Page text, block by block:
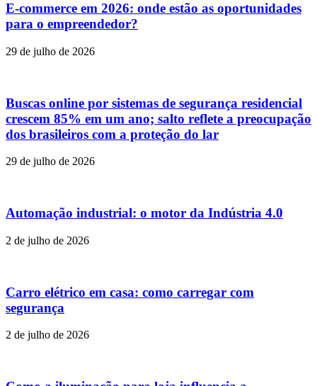
E-commerce em 2026: onde estão as oportunidades
para o empreendedor?
29 de julho de 2026
Buscas online por sistemas de segurança residencial
crescem 85% em um ano; salto reflete a preocupação
dos brasileiros com a proteção do lar
29 de julho de 2026
Automação industrial: o motor da Indústria 4.0
2 de julho de 2026
Carro elétrico em casa: como carregar com
segurança
2 de julho de 2026